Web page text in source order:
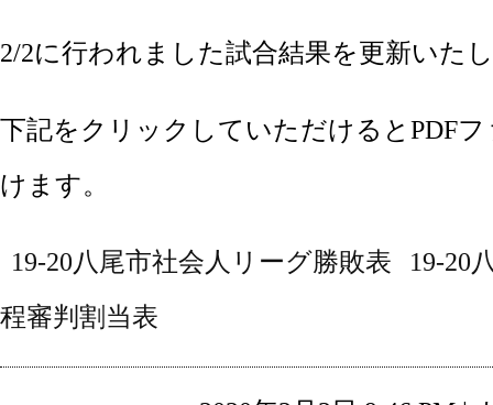
2/2に行われました試合結果を更新いた
下記をクリックしていただけるとPDF
けます。
19-20八尾市社会人リーグ勝敗表
19-20
程審判割当表